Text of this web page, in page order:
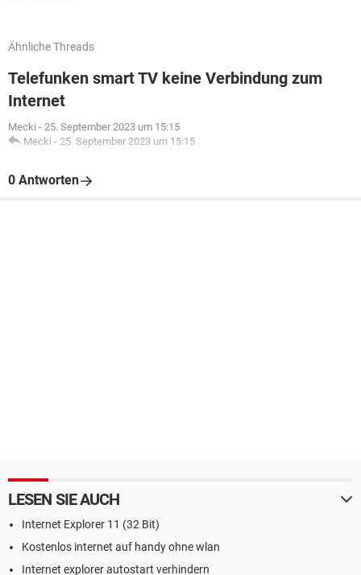
Ähnliche Threads
Telefunken smart TV keine Verbindung zum
Internet
Mecki - 25. September 2023 um 15:15
Mecki - 25. September 2023 um 15:15
0 Antworten
LESEN SIE AUCH
Internet Explorer 11 (32 Bit)
Kostenlos internet auf handy ohne wlan
Internet explorer autostart verhindern